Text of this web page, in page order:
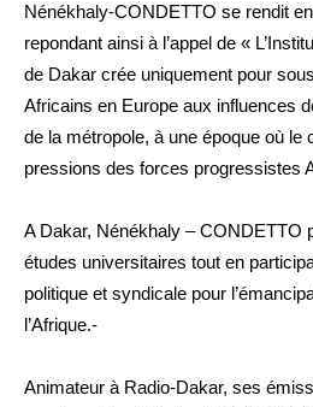
Nénékhaly-CONDETTO se rendit
repondant ainsi à l’appel de «
de Dakar crée uniquement pour
Africains en Europe aux influences
de la métropole, à une époque où le
pressions des forces progressistes
A Dakar, Nénékhaly – CONDETTO
études universitaires tout en
politique et syndicale pour
l’Afrique.-
Animateur à Radio-Dakar, ses